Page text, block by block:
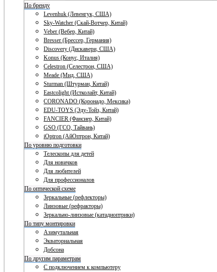
По бренду
Levenhuk (Левенгук, США)
Sky-Watcher (Скай-Вотчер, Китай)
Veber (Вебер, Китай)
Bresser (Брессер, Германия)
Discovery (Дискавери, США)
Konus (Конус, Италия)
Celestron (Селестрон, США)
Meade (Мид, США)
Sturman (Штурман, Китай)
Eastcolight (Истколайт, Китай)
CORONADO (Коронадо, Мексика)
EDU-TOYS (Эду-Тойз, Китай)
FANCIER (Фансиер, Китай)
GSO (ГСО, Тайвань)
iOptron (АйОптрон, Китай)
По уровню подготовки
Телескопы для детей
Для новичков
Для любителей
Для профессионалов
По оптической схеме
Зеркальные (рефлекторы)
Линзовые (рефракторы)
Зеркально-линзовые (катадиоптрики)
По типу монтировки
Азимутальная
Экваториальная
Добсона
По другим параметрам
С подключением к компьютеру